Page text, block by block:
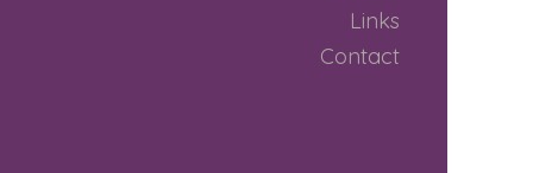
Links
Contact